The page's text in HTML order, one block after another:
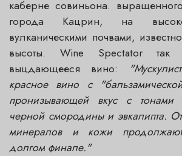
каберне совиньона.
города Кацрин, на
вулканическими почвами,
высоты. Wine Spectator так
выцдающееся вино:
красное вино с
пронизывающей вкус с тонами
черной смородины и эвкалипта.
минералов и кожи продолжают
долгом финале."